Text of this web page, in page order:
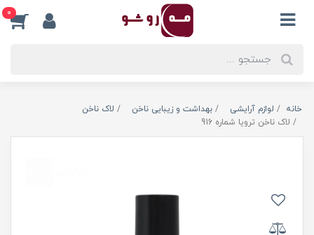
0
خانه لوازم آرایشی بهداشت و زیبایی ناخن
لاک ناخن
لاک ناخن ترویا شماره 916